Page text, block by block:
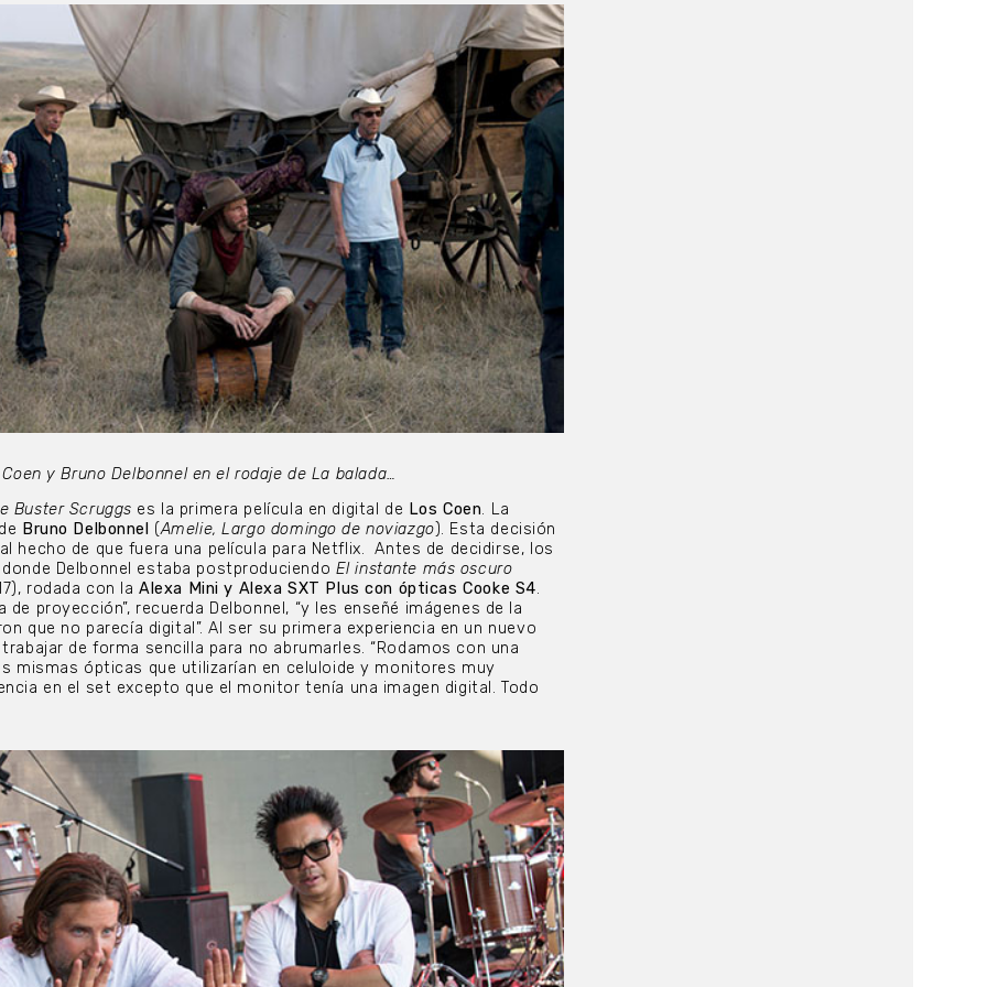
y Bruno Delbonnel en el rodaje de La balada…
Buster Scruggs es la primera película en digital de Los Coen. La
Bruno Delbonnel (Amelie, Largo domingo de noviazgo). Esta decisión
hecho de que fuera una película para Netflix. Antes de decidirse, los
Delbonnel estaba postproduciendo El instante más oscuro
rodada con laAlexa Mini y Alexa SXT Plus con ópticas Cooke S4.
de proyección”, recuerda Delbonnel, “y les enseñé imágenes de la
que no parecía digital”. Al ser su primera experiencia en un nuevo
de forma sencilla para no abrumarles. “Rodamos con una
mismas ópticas que utilizarían en celuloide y monitores muy
en el set excepto que el monitor tenía una imagen digital. Todo